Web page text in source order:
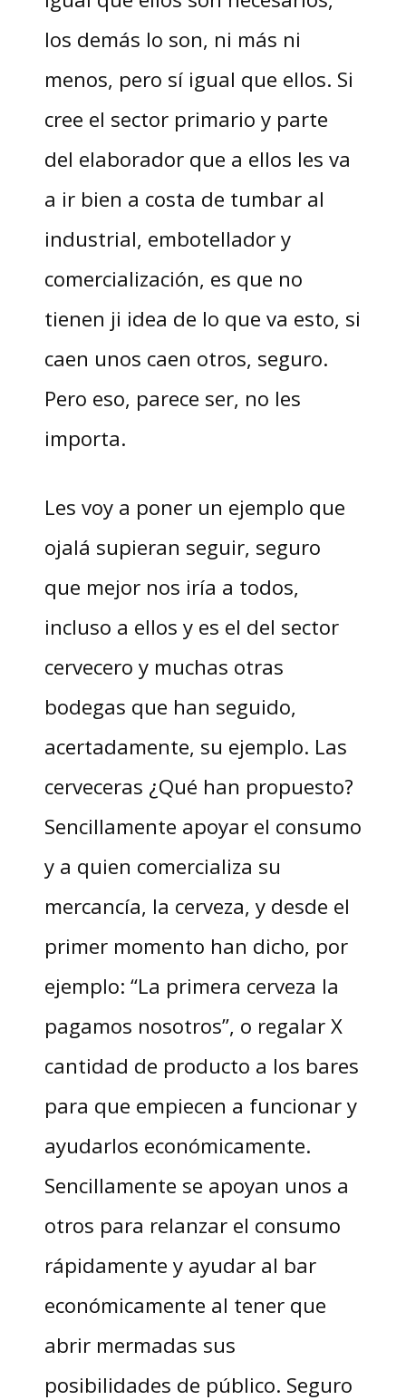
los demás lo son, ni más ni
menos, pero sí igual que ellos. Si
cree el sector primario y parte
del elaborador que a ellos les va
a ir bien a costa de tumbar al
industrial, embotellador y
comercialización, es que no
tienen ji idea de lo que va esto, si
caen unos caen otros, seguro.
Pero eso, parece ser, no les
importa.
Les voy a poner un ejemplo que
ojalá supieran seguir, seguro
que mejor nos iría a todos,
incluso a ellos y es el del sector
cervecero y muchas otras
bodegas que han seguido,
acertadamente, su ejemplo. Las
cerveceras ¿Qué han propuesto?
Sencillamente apoyar el consumo
y a quien comercializa su
mercancía, la cerveza, y desde el
primer momento han dicho, por
ejemplo: “La primera cerveza la
pagamos nosotros”, o regalar X
cantidad de producto a los bares
para que empiecen a funcionar y
ayudarlos económicamente.
Sencillamente se apoyan unos a
otros para relanzar el consumo
rápidamente y ayudar al bar
económicamente al tener que
abrir mermadas sus
posibilidades de público. Seguro